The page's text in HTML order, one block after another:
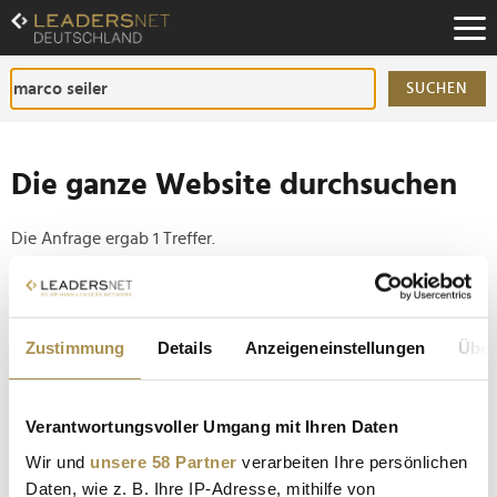
Zustimmung Details Anzeigeneinstellungen
Verantwortungsvoller Umgang mit Ihren Daten
Wir und unsere 58 Partner verarbeiten Ihre persönlichen
Daten, wie z. B. Ihre IP-Adresse, mithilfe von
Zum
Inhalt
Zur
Fußzeilen-
Navigation
SUCHEN
Die ganze Website durchsuchen
Die Anfrage ergab 1 Treffer.
Tipp
Seiten suchen, die genau diese Wortgruppe enthalten:
Personalie: Marco Seiler